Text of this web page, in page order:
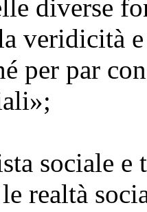
diverse
veridicità
per par
sociale
realtà